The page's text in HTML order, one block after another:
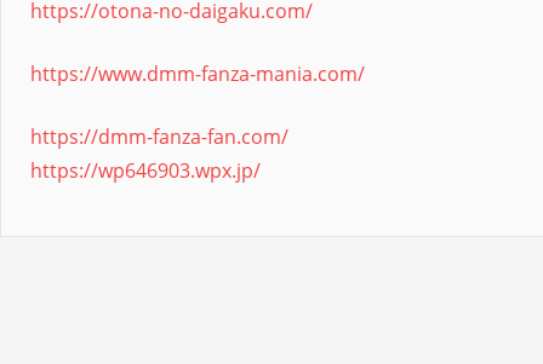
https://otona-no-daigaku.com/
https://www.dmm-fanza-mania.com/
https://dmm-fanza-fan.com/
https://wp646903.wpx.jp/